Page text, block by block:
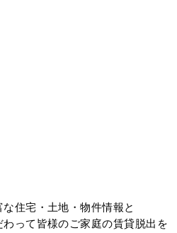
住宅・土地・物件情報と
って皆様のご家庭の賃貸脱出を